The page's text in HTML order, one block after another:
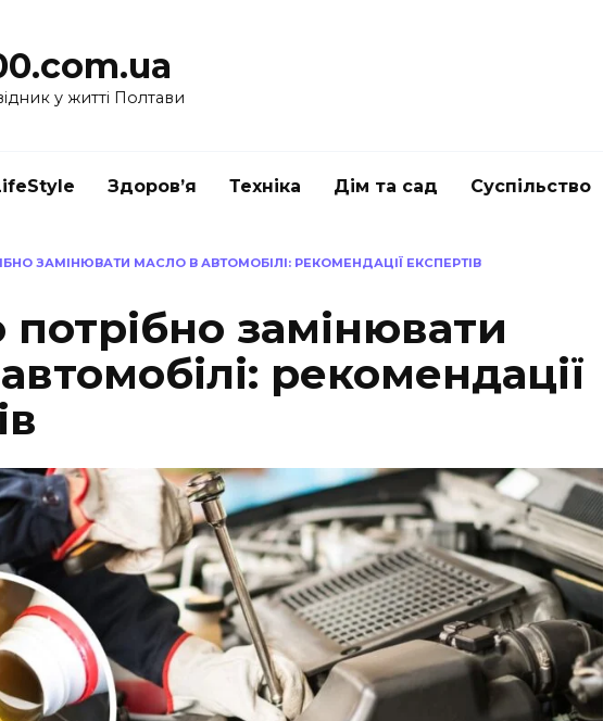
у житті Полтави
Здоров’я Техніка Дім та сад Суспільство
ЗАМІНЮВАТИ МАСЛО В АВТОМОБІЛІ: РЕКОМЕНДАЦІЇ ЕКСПЕРТІВ
потрібно замінювати
рекомендації